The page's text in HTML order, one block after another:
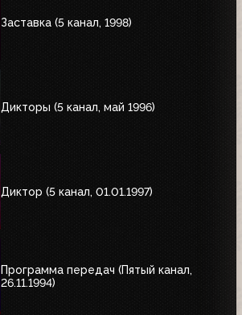
Заставка (5 канал, 1998)
Дикторы (5 канал, май 1996)
Диктор (5 канал, 01.01.1997)
Программа передач (Пятый канал,
26.11.1994)